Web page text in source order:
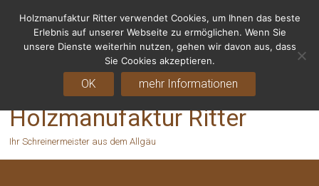
Fragen? Rufen Sie uns an - 06155 8238666
Holzmanufaktur Ritter
Ihr Schreinermeister aus dem Allgäu
Holzmanufaktur Ritter verwendet Cookies, um Ihnen das beste
Erlebnis auf unserer Webseite zu ermöglichen. Wenn Sie
unsere Dienste weiterhin nutzen, gehen wir davon aus, dass
Sie Cookies akzeptieren.
OK mehr Informationen